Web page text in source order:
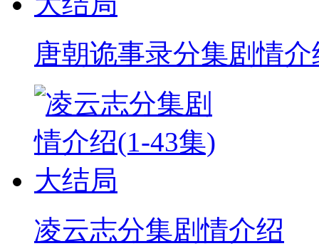
唐朝诡事录分集剧情介
凌云志分集剧情介绍